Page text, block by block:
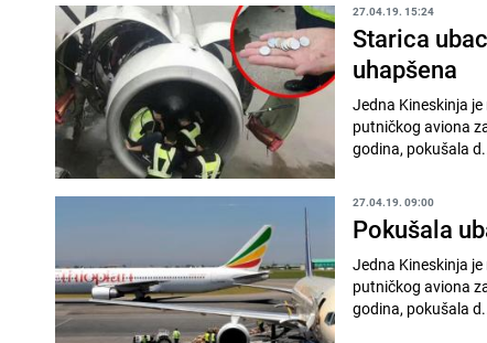
27.04.19. 15:24
Starica
uhapšena
Jedna Kineskinja
putničkog aviona
godina, pokušala
27.04.19. 09:00
Pokušala
Jedna Kineskinja
putničkog aviona
godina, pokušala